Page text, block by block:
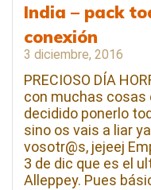
India – pack
conexión
3 diciembre, 2016
PRECIOSO DÍA
con muchas cosas
decidido ponerlo
sino os vais a liar
vosotr@s, jejeej
3 de dic que es el
Alleppey. Pues